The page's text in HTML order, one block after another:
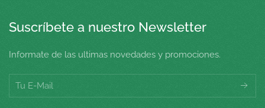
Suscríbete a nuestro Newsletter
Informate de las ultimas novedades y promociones.